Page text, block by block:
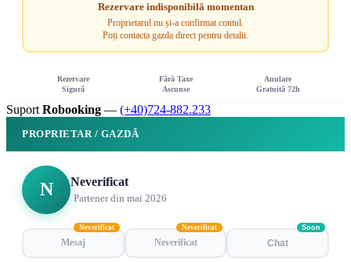
Rezervare indisponibilă momentan
Proprietarul nu și-a confirmat contul.
Poți contacta gazda direct pentru detalii.
Rezervare
Sigură
Fără Taxe
Ascunse
Anulare
Gratuită 72h
Suport Robooking — (+40)724-882.233
PROPRIETAR / GAZDĂ
N Neverificat
Partener din mai 2026
Mesaj
Neverificat
Neverificat
Neverificat
Chat
Soon